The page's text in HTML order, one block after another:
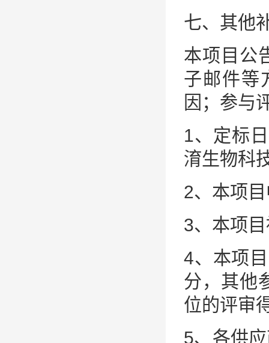
七、其他
本项目公
子邮件等
因；参与
1、定标
淯生物科
2、本项
3、本项
4、本项
分，其他
位的评审
5、各供